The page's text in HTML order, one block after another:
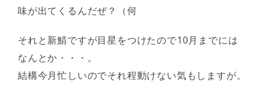
味が出てくるんだぜ？（何
それと新鯖ですが目星をつけたので10月までには
なんとか・・・。
結構今月忙しいのでそれ程動けない気もしますが。